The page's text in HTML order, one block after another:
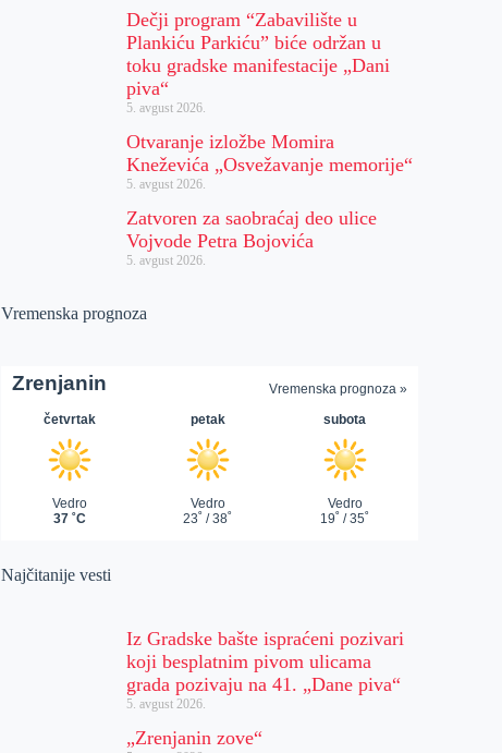
Dečji program “Zabavilište u
Plankiću Parkiću” biće održan u
toku gradske manifestacije „Dani
piva“
5. avgust 2026.
Otvaranje izložbe Momira
Kneževića „Osvežavanje memorije“
5. avgust 2026.
Zatvoren za saobraćaj deo ulice
Vojvode Petra Bojovića
5. avgust 2026.
Vremenska prognoza
Najčitanije vesti
Iz Gradske bašte ispraćeni pozivari
koji besplatnim pivom ulicama
grada pozivaju na 41. „Dane piva“
5. avgust 2026.
„Zrenjanin zove“